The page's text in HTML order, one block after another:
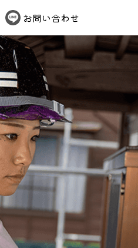
お問い合わせ